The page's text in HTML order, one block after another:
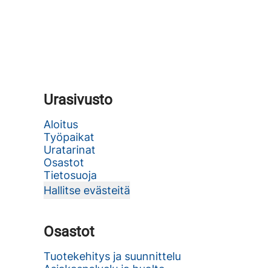
Urasivusto
Aloitus
Työpaikat
Uratarinat
Osastot
Tietosuoja
Hallitse evästeitä
Osastot
Tuotekehitys ja suunnittelu